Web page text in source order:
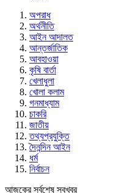
অপরাধ
অর্থনীতি
আইন আদালত
আন্তর্জাতিক
আবহাওয়া
কৃষি বার্তা
খেলাধুলা
খোলা কলাম
গনমাধ্যাম
চাকরি
জাতীয়
তথ্যপ্রযুক্তি
দৈনন্দিন আইন
ধর্ম
নির্বাচন
আজকের সর্বশেষ সবখবর